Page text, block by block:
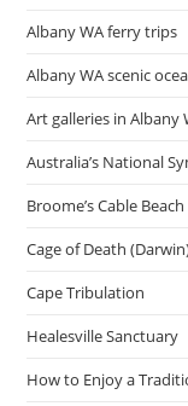
Albany WA ferry trips
Albany WA scenic
Art galleries in Albany
Australia’s National
Broome’s Cable Beach
Cage of Death
Cape Tribulation
Healesville Sanctuary
How to Enjoy a